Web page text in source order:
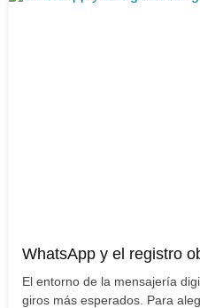
WhatsApp y el registro
El entorno de la mensajería
giros más esperados. Para